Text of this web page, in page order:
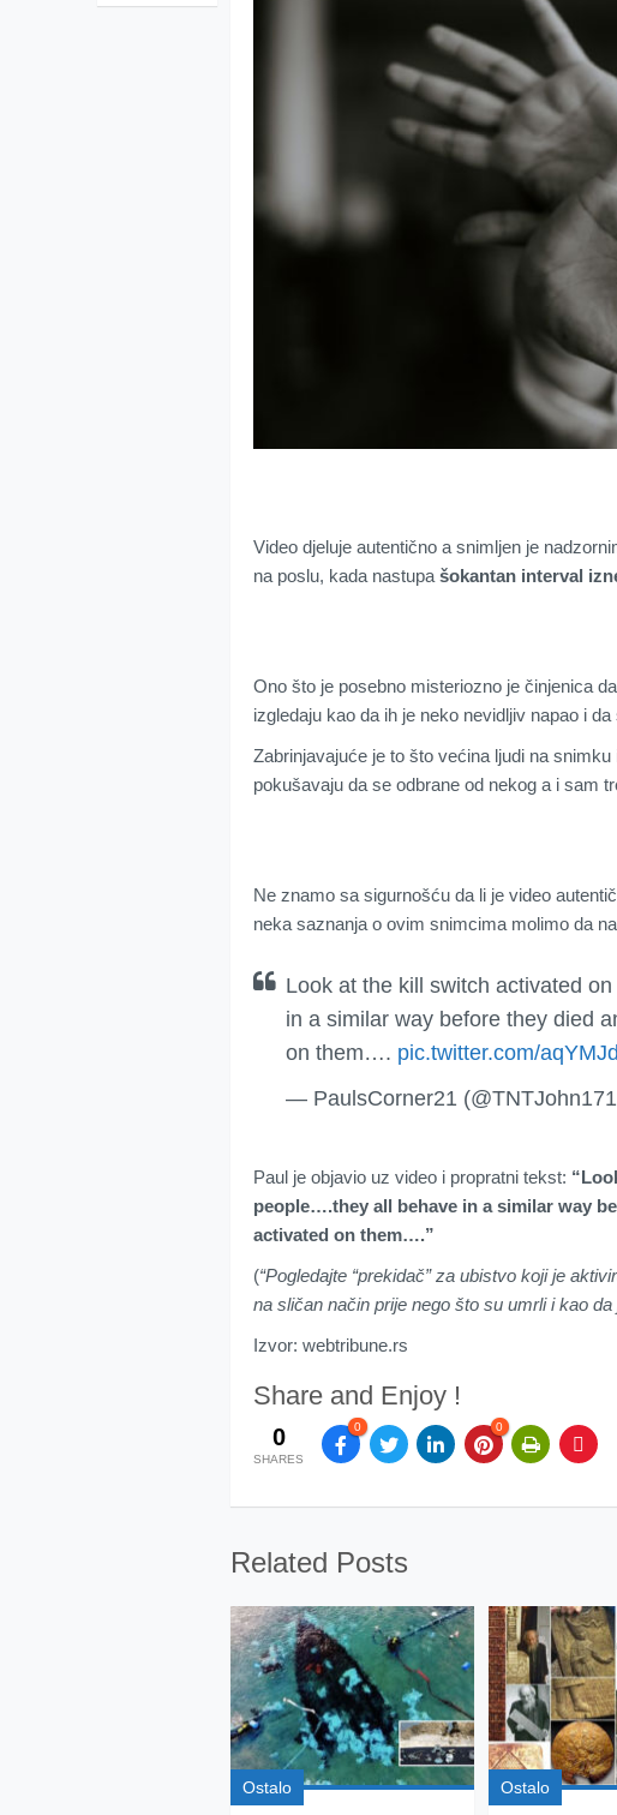
Video djeluje autentično a snimljen je
na poslu, kada nastupa šokantan interval
Ono što je posebno misteriozno je činjenica
izgledaju kao da ih je neko nevidljiv napao i
Zabrinjavajuće je to što većina ljudi na
pokušavaju da se odbrane od nekog a i sam
Ne znamo sa sigurnošću da li je video
neka saznanja o ovim snimcima molimo da
Look at the kill switch activated
in a similar way before they died
on them…. pic.twitter.com/
— PaulsCorner21
Paul je objavio uz video i propratni tekst:
people….they all behave in a similar way
activated on them….”
(“Pogledajte “prekidač” za ubistvo koji je
na sličan način prije nego što su umrli i kao
Izvor: webtribune.rs
Share and Enjoy !
0
SHARES
0 0
Related Posts
Ostalo Ostalo